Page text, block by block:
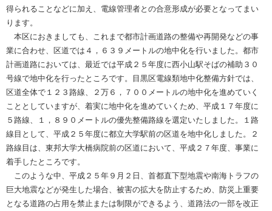
得られることなどに加え、電線管理者との合意形成が必要となってまい
ります。
本区におきましても、これまで都市計画道路の整備や再開発などの事
業に合わせ、区道では４，６３９メートルの地中化を行いました。都市
計画道路においては、最近では平成２５年度に西小山駅そばの補助３０
号線で地中化を行ったところです。目黒区電線類地中化整備方針では、
区道全体で１２３路線、２万６，７００メートルの地中化を進めていく
こととしていますが、着実に地中化を進めていくため、平成１７年度に
５路線、１，８９０メートルの優先整備路線を選定いたしました。１路
線目として、平成２５年度に都立大学駅前の区道を地中化しました。２
路線目は、東邦大学大橋病院前の区道において、平成２７年度、事業に
着手したところです。
このような中、平成２５年９月２日、首都直下型地震や南海トラフの
巨大地震などが発生した場合、被害の拡大を防止するため、防災上重要
となる道路の占用を禁止または制限ができるよう、道路法の一部を改正